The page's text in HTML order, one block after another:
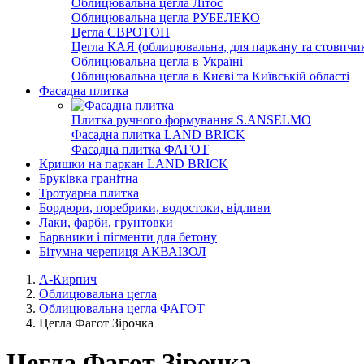
Облицювальна цегла Літос
Облицювальна цегла РУБЕЛЕКО
Цегла ЄВРОТОН
Цегла КАЯ (облицювальна, для паркану та
Облицювальна цегла в Україні
Облицювальна цегла в Києві та Київській області
Фасадна плитка
Плитка ручного формування S.ANSELMO
Фасадна плитка LAND BRICK
Фасадна плитка ФАГОТ
Кришки на паркан LAND BRICK
Бруківка гранітна
Тротуарна плитка
Бордюри, поребрики, водостоки, відливи
Лаки, фарби, грунтовки
Барвники і пігменти для бетону
Бітумна черепиця АКВАІЗОЛ
А-Кирпич
Облицювальна цегла
Облицювальна цегла ФАГОТ
Цегла Фагот Зірочка